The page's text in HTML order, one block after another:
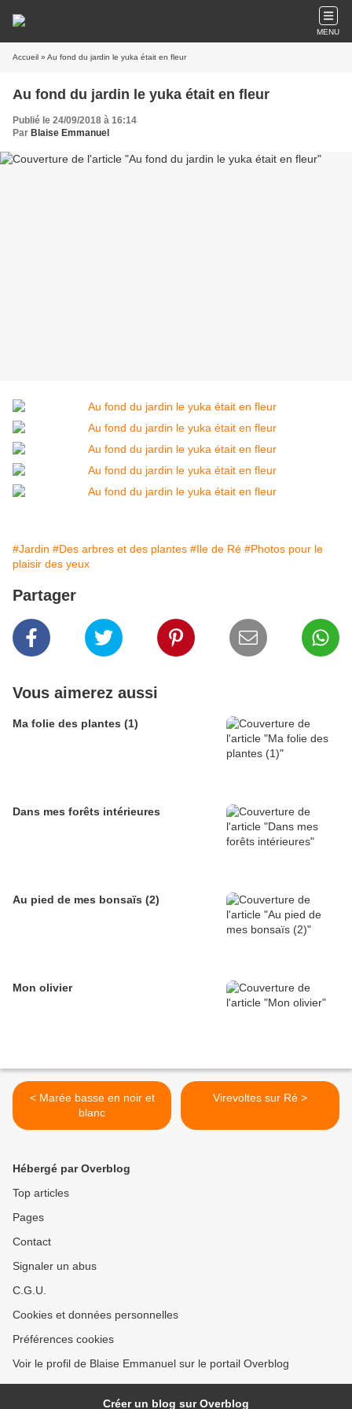
MENU
Accueil » Au fond du jardin le yuka était en fleur
Au fond du jardin le yuka était en fleur
Publié le 24/09/2018 à 16:14
Par Blaise Emmanuel
#Jardin #Des arbres et des plantes #Ile de Ré #Photos pour le
plaisir des yeux
Partager
Vous aimerez aussi
Ma folie des plantes (1)
Dans mes forêts intérieures
Au pied de mes bonsaïs (2)
Mon olivier
< Marée basse en noir et
blanc
Virevoltes sur Ré >
Hébergé par Overblog
Top articles
Pages
Contact
Signaler un abus
C.G.U.
Cookies et données personnelles
Préférences cookies
Voir le profil de Blaise Emmanuel sur le portail Overblog
Créer un blog sur Overblog